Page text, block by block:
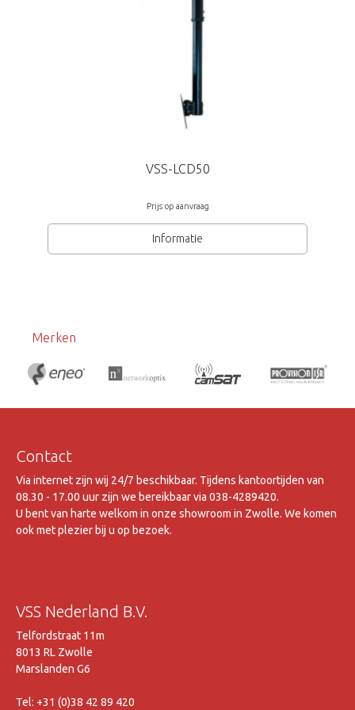
VSS-LCD50
Prijs op aanvraag
Informatie
Merken
Contact
Via internet zijn wij 24/7 beschikbaar. Tijdens kantoortijden van
08.30 - 17.00 uur zijn we bereikbaar via 038-4289420.
U bent van harte welkom in onze showroom in Zwolle. We komen
ook met plezier bij u op bezoek.
VSS Nederland B.V.
Telfordstraat 11m
8013 RL Zwolle
Marslanden G6
Tel: +31 (0)38 42 89 420